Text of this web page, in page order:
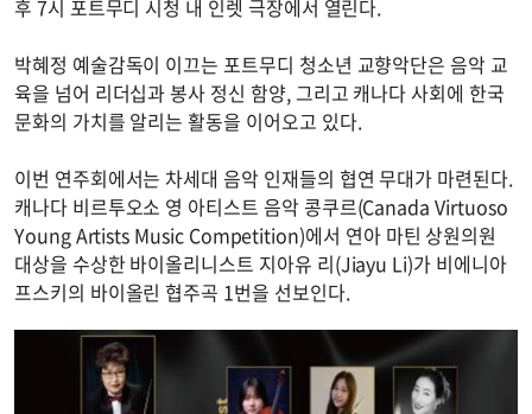
후 7시 포트무디 시청 내 인렛 극장에서 열린다.
박혜정 예술감독이 이끄는 포트무디 청소년 교향악단은 음악 교
육을 넘어 리더십과 봉사 정신 함양, 그리고 캐나다 사회에 한국
문화의 가치를 알리는 활동을 이어오고 있다.
이번 연주회에서는 차세대 음악 인재들의 협연 무대가 마련된다.
캐나다 비르투오소 영 아티스트 음악 콩쿠르(Canada Virtuoso
Young Artists Music Competition)에서 연아 마틴 상원의원
대상을 수상한 바이올리니스트 지아유 리(Jiayu Li)가 비에니아
프스키의 바이올린 협주곡 1번을 선보인다.